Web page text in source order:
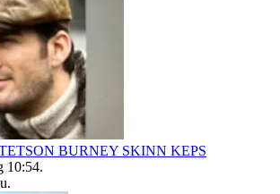
BURNEY SKINN KEPS
10:54.
.